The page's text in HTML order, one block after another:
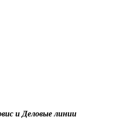
и Деловые линии